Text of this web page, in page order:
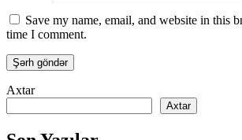
Save my name, email, and website in this
time I comment.
Axtar
Axtar